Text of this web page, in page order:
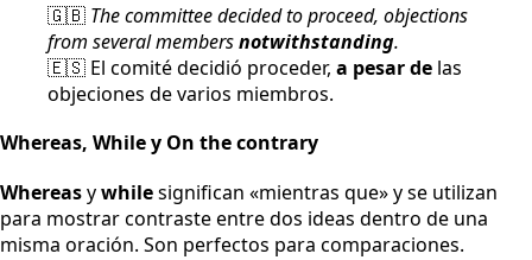
🇬🇧 The committee decided to proceed, objections
from several membersnotwithstanding.
🇪🇸 El comité decidió proceder, a pesar de las
objeciones de varios miembros.
Whereas, While y On the contrary
Whereasywhilesignifican «mientras que» y se utilizan
para mostrar contraste entre dos ideas dentro de una
misma oración. Son perfectos para comparaciones.